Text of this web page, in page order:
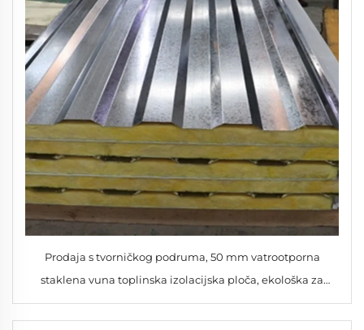
Prodaja s tvorničkog podruma, 50 mm vatrootporna
staklena vuna toplinska izolacijska ploča, ekološka za
hladnjače, hotele, radionice, krov i vanjski zid